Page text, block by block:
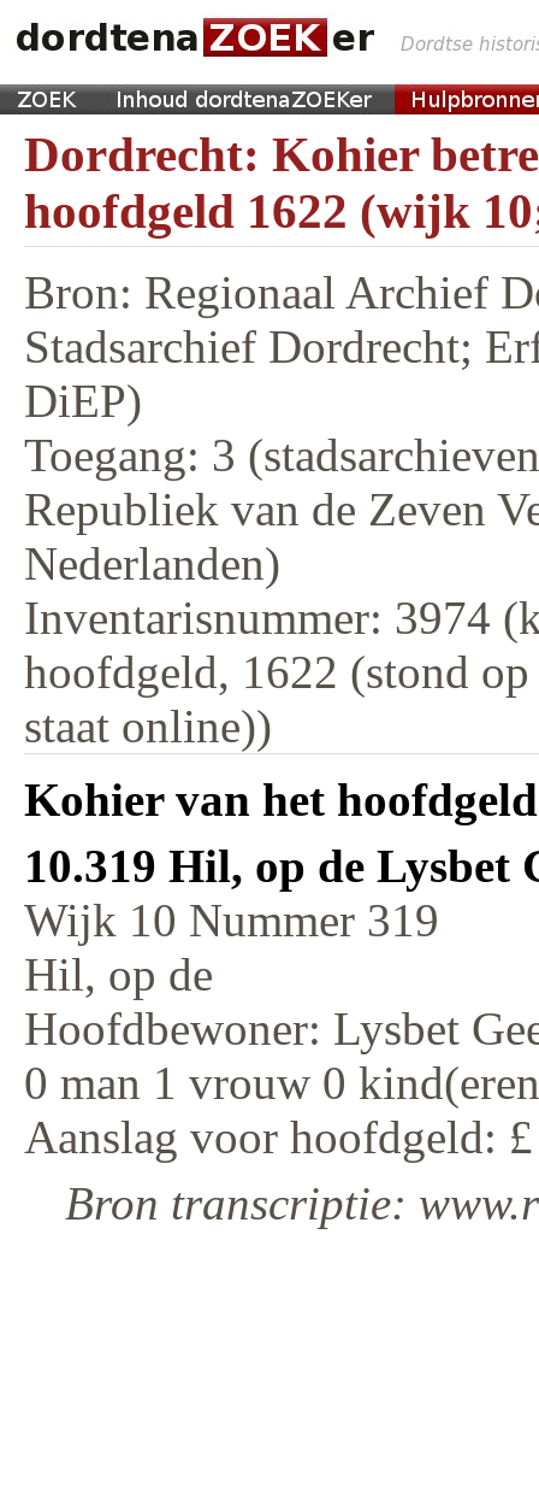
Dordrecht: Kohier
hoofdgeld 1622 (wijk
Bron: Regionaal Archief
Stadsarchief Dordrecht;
DiEP)
Toegang: 3
Republiek van de Zeven
Nederlanden)
Inventarisnummer: 3974
hoofdgeld, 1622 (stond
staat online))
Kohier van het
10.319 Hil, op de Lysbet
Wijk 10 Nummer 319
Hil, op de
Hoofdbewoner: Lysbet
0 man 1 vrouw 0
Aanslag voor hoofdgeld:
Bron transcriptie: